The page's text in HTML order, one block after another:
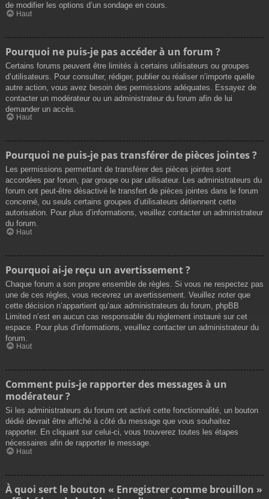
de modifier les options d’un sondage en cours.
Haut
Pourquoi ne puis-je pas accéder à un forum ?
Certains forums peuvent être limités à certains utilisateurs ou groupes
d’utilisateurs. Pour consulter, rédiger, publier ou réaliser n’importe quelle
autre action, vous avez besoin des permissions adéquates. Essayez de
contacter un modérateur ou un administrateur du forum afin de lui
demander un accès.
Haut
Pourquoi ne puis-je pas transférer de pièces jointes ?
Les permissions permettant de transférer des pièces jointes sont
accordées par forum, par groupe ou par utilisateur. Les administrateurs du
forum ont peut-être désactivé le transfert de pièces jointes dans le forum
concerné, ou seuls certains groupes d’utilisateurs détiennent cette
autorisation. Pour plus d’informations, veuillez contacter un administrateur
du forum.
Haut
Pourquoi ai-je reçu un avertissement ?
Chaque forum a son propre ensemble de règles. Si vous ne respectez pas
une de ces règles, vous recevrez un avertissement. Veuillez noter que
cette décision n’appartient qu’aux administrateurs du forum, phpBB
Limited n’est en aucun cas responsable du règlement instauré sur cet
espace. Pour plus d’informations, veuillez contacter un administrateur du
forum.
Haut
Comment puis-je rapporter des messages à un
modérateur ?
Si les administrateurs du forum ont activé cette fonctionnalité, un bouton
dédié devrait être affiché à côté du message que vous souhaitez
rapporter. En cliquant sur celui-ci, vous trouverez toutes les étapes
nécessaires afin de rapporter le message.
Haut
À quoi sert le bouton « Enregistrer comme brouillon »